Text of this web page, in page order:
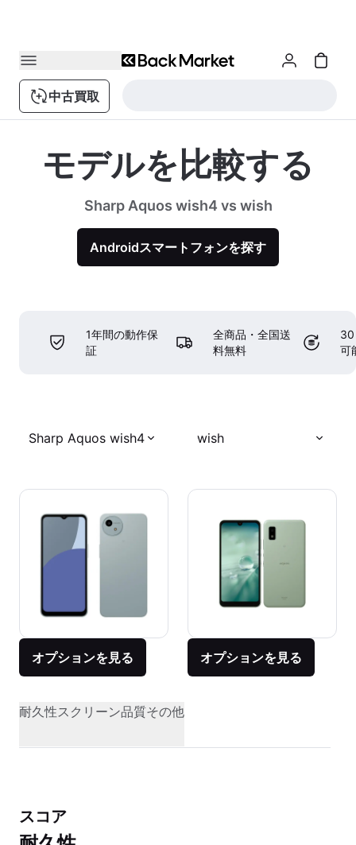
中古買取
モデルを比較する
Sharp Aquos wish4 vs wish
Androidスマートフォンを探す
1年間の動作保
証
全商品・全国送
料無料
30
可
Sharp Aquos wish4 wish
オプションを見る オプションを見る
耐久性スクリーン品質その他
スコア